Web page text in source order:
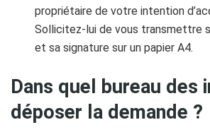
propriétaire de votre intention
Sollicitez-lui de vous transmettre
et sa signature sur un papier A4.
Dans quel bureau des
déposer la demande ?